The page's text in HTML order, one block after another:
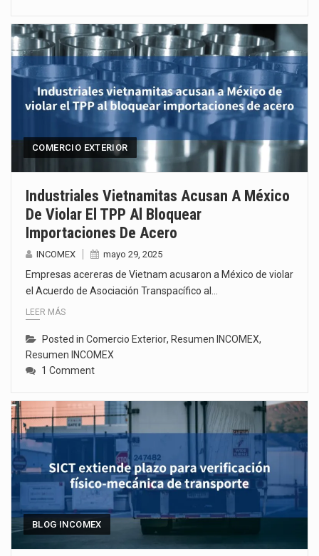
COMERCIO EXTERIOR
Industriales Vietnamitas Acusan A México
De Violar El TPP Al Bloquear
Importaciones De Acero
INCOMEX mayo 29, 2025
Empresas acereras de Vietnam acusaron a México de violar
el Acuerdo de Asociación Transpacífico al…
LEER MÁS
Posted in Comercio Exterior, Resumen INCOMEX,
Resumen INCOMEX
1 Comment
BLOG INCOMEX